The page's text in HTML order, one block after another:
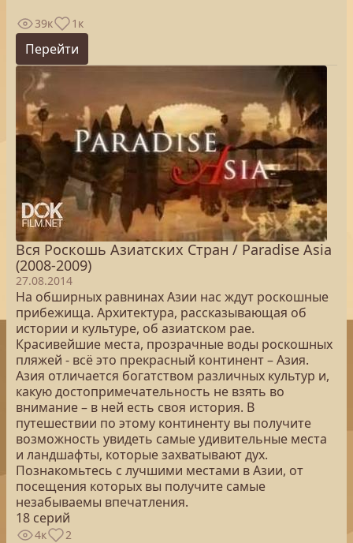
39к 1к
Перейти
Вся Роскошь Азиатских Стран / Paradise Asia
(2008-2009)
27.08.2014
На обширных равнинах Азии нас ждут роскошные
прибежища. Архитектура, рассказывающая об
истории и культуре, об азиатском рае.
Красивейшие места, прозрачные воды роскошных
пляжей - всё это прекрасный континент – Азия.
Азия отличается богатством различных культур и,
какую достопримечательность не взять во
внимание – в ней есть своя история. В
путешествии по этому континенту вы получите
возможность увидеть самые удивительные места
и ландшафты, которые захватывают дух.
Познакомьтесь с лучшими местами в Азии, от
посещения которых вы получите самые
незабываемы впечатления.
18 серий
4к 2